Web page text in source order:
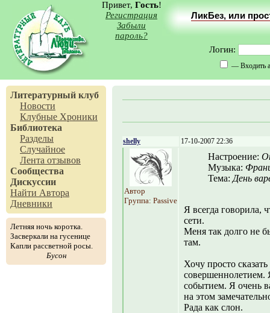
Привет, Гость!
Регистрация
Забыли
пароль?
ЛикБез, или
Логин:
— Входить
Литературный клуб
Новости
Клубные Хроники
Библиотека
Разделы
Случайное
Лента отзывов
Сообщества
Дискуссии
Найти Автора
Дневники
Летняя ночь коротка.
Засверкали на гусенице
Капли рассветной росы.
Бусон
shelly 17-10-2007 22:36
Автор
Группа: Passive
Настроение:
Музыка:
Тема: День
Я всегда говорила,
сети.
Меня так долго не
там.
Хочу просто
совершеннолетием.
событием. Я очень
на этом
Рада как слон.